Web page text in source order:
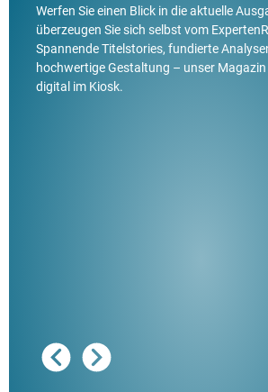
Werfen Sie einen Blick in die aktuelle
überzeugen Sie sich selbst vom
Spannende Titelstories, fundierte
hochwertige Gestaltung – unser
digital im Kiosk.